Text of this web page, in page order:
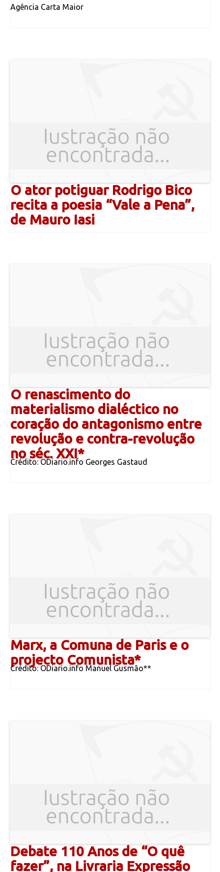
Agência Carta Maior
O ator potiguar Rodrigo Bico
recita a poesia “Vale a Pena”,
de Mauro Iasi
O renascimento do
materialismo dialéctico no
coração do antagonismo entre
revolução e contra-revolução
no séc. XXI*
Crédito: ODiario.info Georges Gastaud
Marx, a Comuna de Paris e o
projecto Comunista*
Crédito: ODiario.info Manuel Gusmão**
Debate 110 Anos de “O quê
fazer”, na Livraria Expressão